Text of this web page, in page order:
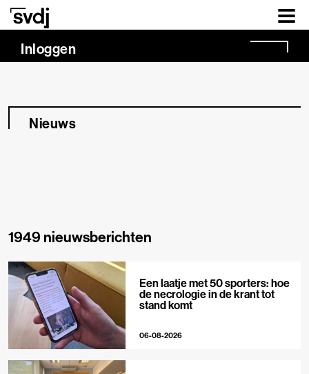
Naar hoofdinhoud
Inloggen
Nieuws
1949 nieuwsberichten
Een laatje met 50 sporters: hoe
de necrologie in de krant tot
stand komt
06-08-2026